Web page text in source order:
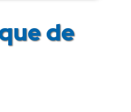
de